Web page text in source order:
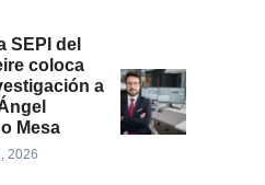
SEPI del
coloca
a
Mesa
2026